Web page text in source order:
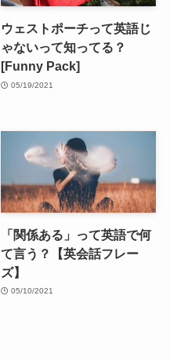
ウェストポーチって英語じ
ゃないって知ってる？
[Funny Pack]
05/19/2021
「関係ある」って英語で何
て言う？【英会話フレー
ズ】
05/10/2021